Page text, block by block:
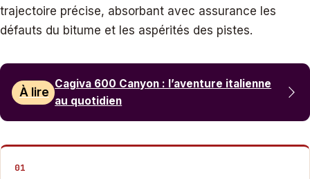
trajectoire précise, absorbant avec assurance les
défauts du bitume et les aspérités des pistes.
À lire
Cagiva 600 Canyon : l’aventure italienne
au quotidien
01